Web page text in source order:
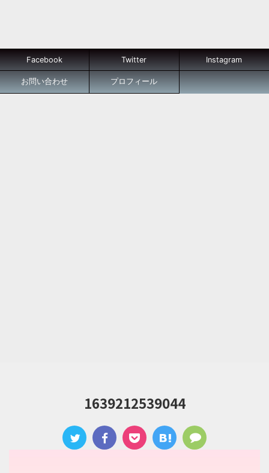
Facebook Twitter Instagram
お問い合わせ プロフィール
1639212539044